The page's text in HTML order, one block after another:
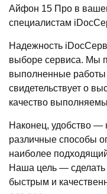
Айфон 15 Про в
специалистам
Надежность
выборе сервиса. Мы
выполненные работы
свидетельствует о
качество
Наконец, удобство
различные способы
наиболее
Наша цель — сделать
быстрым и